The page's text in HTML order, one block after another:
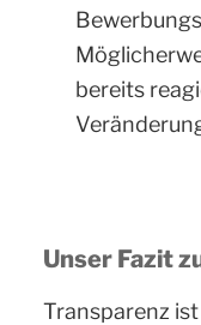
bereits
Unser Fazit
Transparenz